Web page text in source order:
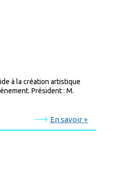
à la création artistique
Président : M.
En savoir +